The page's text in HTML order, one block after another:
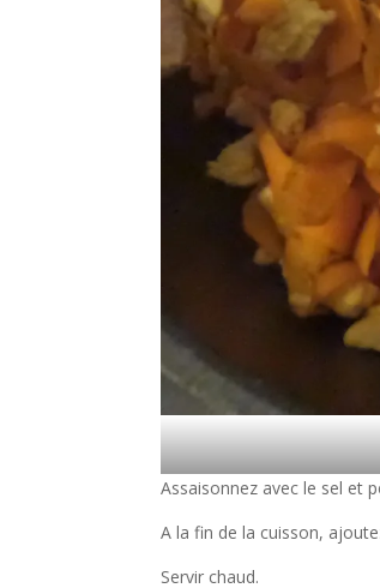
Assaisonnez avec le sel et
A la fin de la cuisson,
Servir chaud.